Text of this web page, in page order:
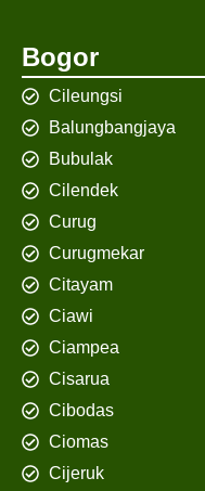
Bogor
Cileungsi
Balungbangjaya
Bubulak
Cilendek
Curug
Curugmekar
Citayam
Ciawi
Ciampea
Cisarua
Cibodas
Ciomas
Cijeruk